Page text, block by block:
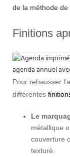
de la méthode de
Finitions
Pour rehausser
différentes
Le
métallique
couverture
texturé.